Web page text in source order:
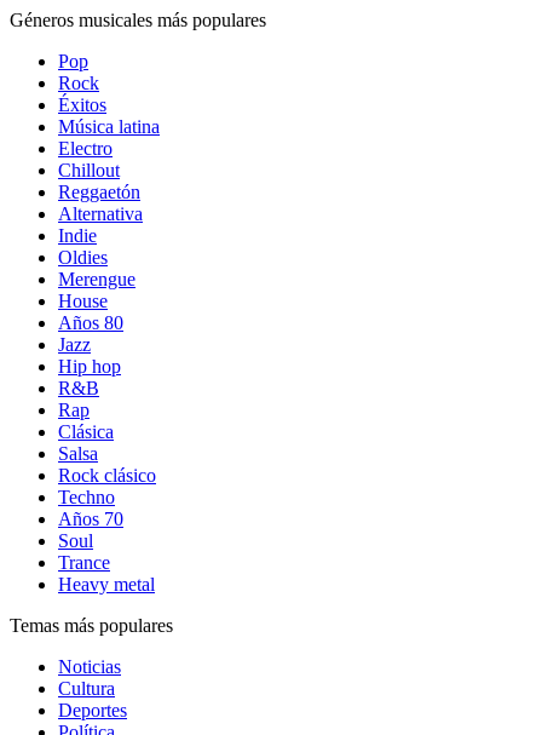
Géneros musicales más populares
Pop
Rock
Éxitos
Música latina
Electro
Chillout
Reggaetón
Alternativa
Indie
Oldies
Merengue
House
Años 80
Jazz
Hip hop
R&B
Rap
Clásica
Salsa
Rock clásico
Techno
Años 70
Soul
Trance
Heavy metal
Temas más populares
Noticias
Cultura
Deportes